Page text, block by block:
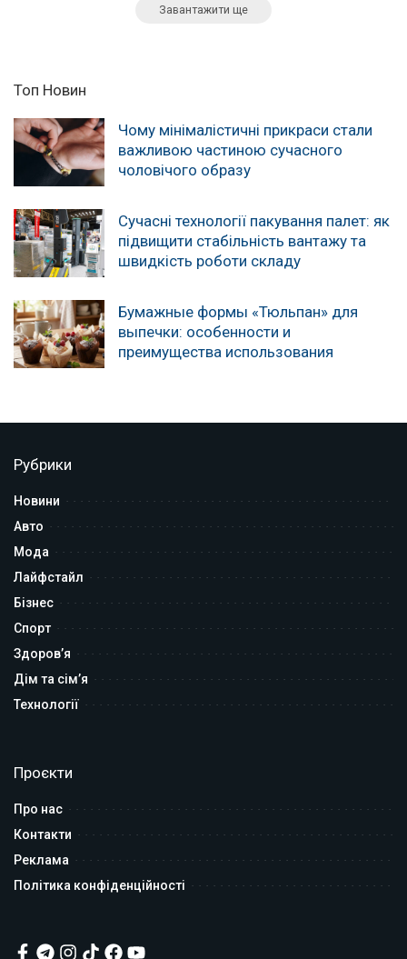
Завантажити ще
Топ Новин
Чому мінімалістичні прикраси стали
важливою частиною сучасного
чоловічого образу
Сучасні технології пакування палет: як
підвищити стабільність вантажу та
швидкість роботи складу
Бумажные формы «Тюльпан» для
выпечки: особенности и
преимущества использования
Рубрики
Новини
Авто
Мода
Лайфстайл
Бізнес
Спорт
Здоров’я
Дім та сім’я
Технології
Проєкти
Про нас
Контакти
Реклама
Політика конфіденційності